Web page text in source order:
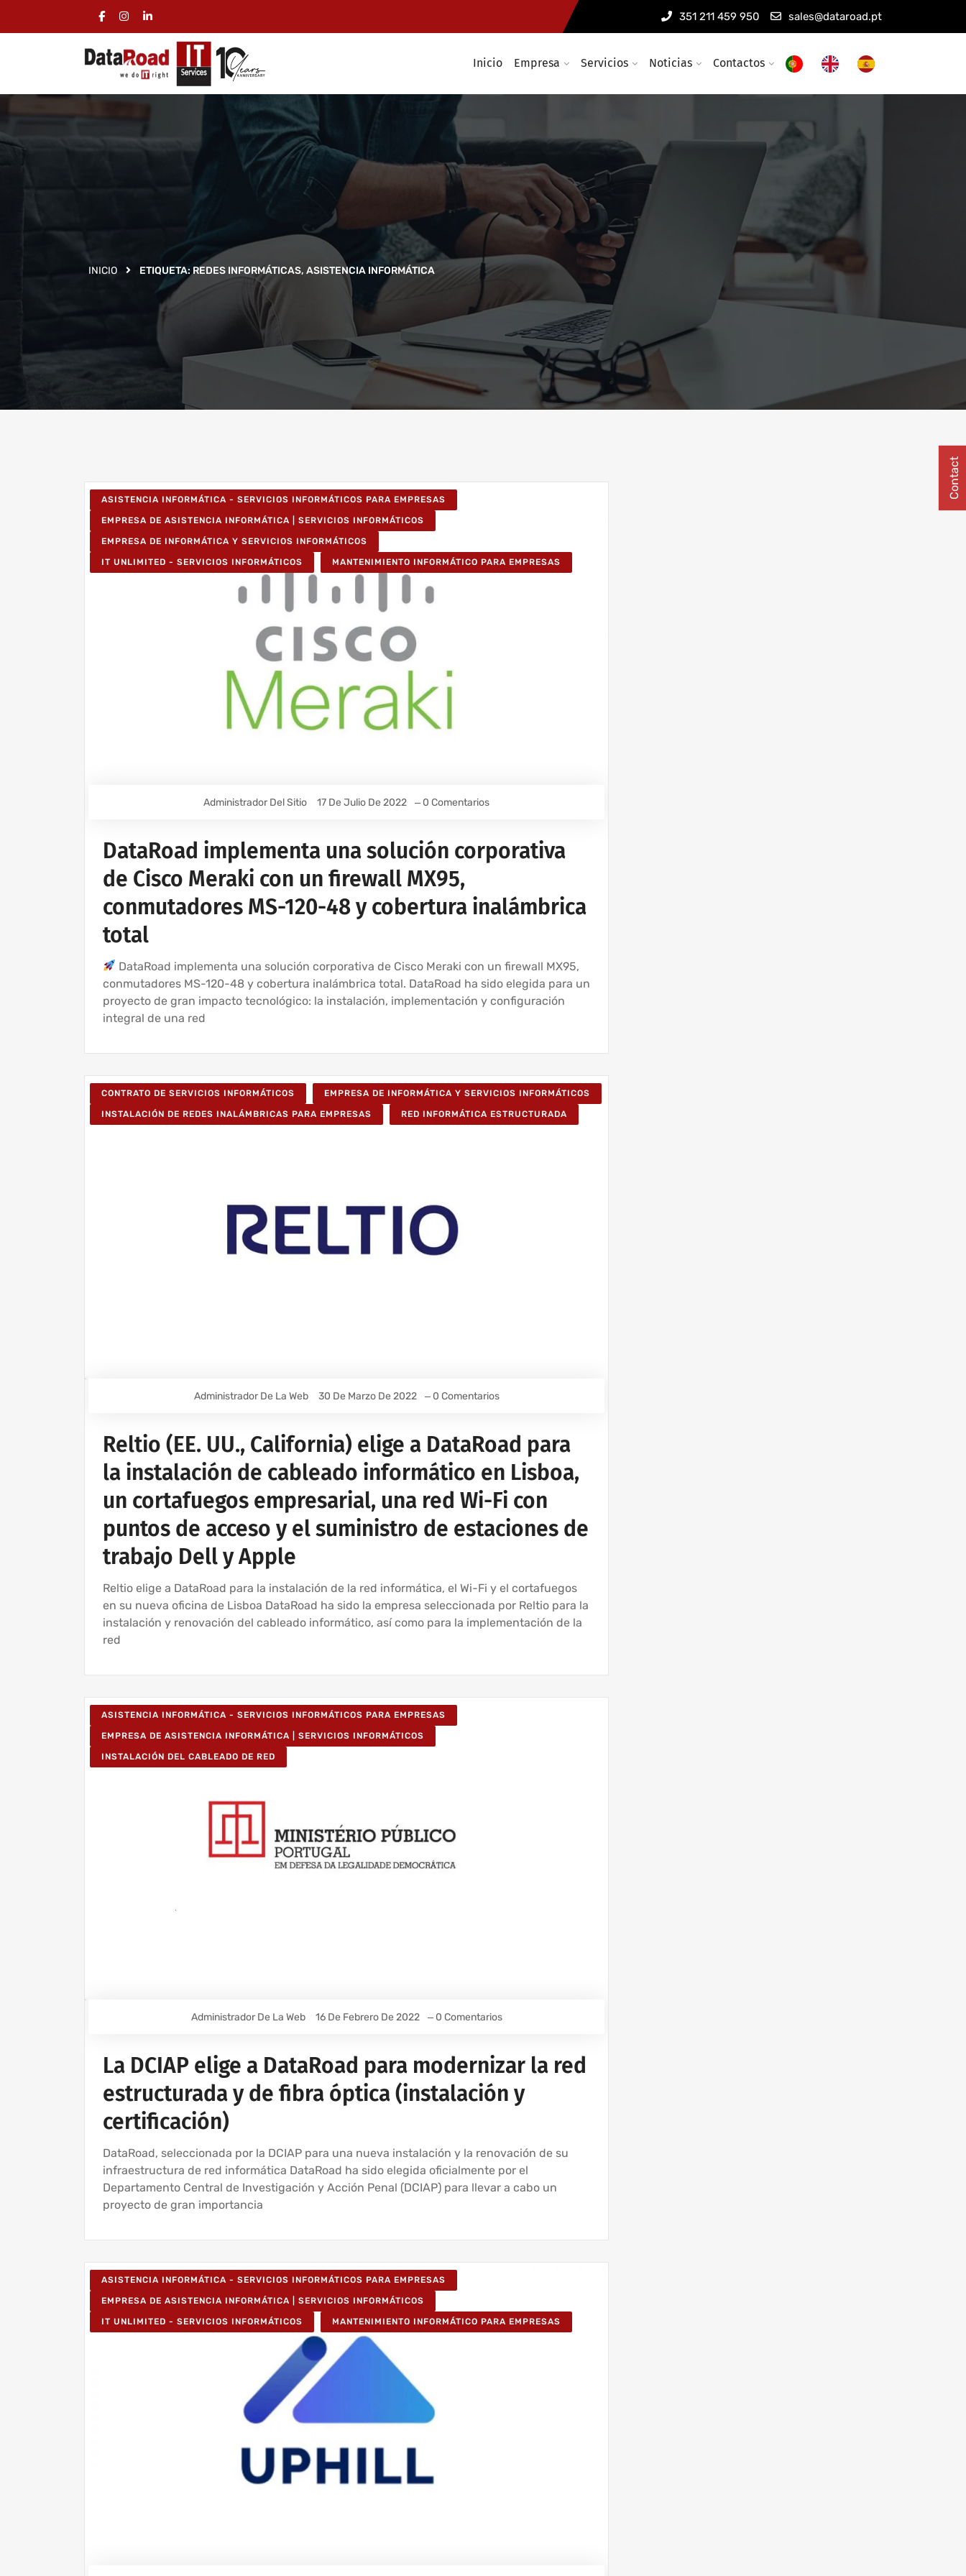
351 211 459 950 sales@dataroad.pt
Inicio Empresa Servicios Noticias Contactos
INICIO ETIQUETA:REDES INFORMÁTICAS, ASISTENCIA INFORMÁTICA
ASISTENCIA INFORMÁTICA - SERVICIOS INFORMÁTICOS PARA EMPRESAS
EMPRESA DE ASISTENCIA INFORMÁTICA | SERVICIOS INFORMÁTICOS
EMPRESA DE INFORMÁTICA Y SERVICIOS INFORMÁTICOS
IT UNLIMITED - SERVICIOS INFORMÁTICOS MANTENIMIENTO INFORMÁTICO PARA EMPRESAS
Administrador Del Sitio 17 De Julio De 2022 0 Comentarios
DataRoad implementa una solución corporativa
de Cisco Meraki con un firewall MX95,
conmutadores MS-120-48 y cobertura inalámbrica
total
DataRoad implementa una solución corporativa de Cisco Meraki con un firewall MX95,
conmutadores MS-120-48 y cobertura inalámbrica total. DataRoad ha sido elegida para un
proyecto de gran impacto tecnológico: la instalación, implementación y configuración
integral de una red
CONTRATO DE SERVICIOS INFORMÁTICOS EMPRESA DE INFORMÁTICA Y SERVICIOS INFORMÁTICOS
INSTALACIÓN DE REDES INALÁMBRICAS PARA EMPRESAS RED INFORMÁTICA ESTRUCTURADA
Administrador De La Web 30 De Marzo De 2022 0 Comentarios
Reltio (EE. UU., California) elige a DataRoad para
la instalación de cableado informático en Lisboa,
un cortafuegos empresarial, una red Wi-Fi con
puntos de acceso y el suministro de estaciones de
trabajo Dell y Apple
Reltio elige a DataRoad para la instalación de la red informática, el Wi-Fi y el cortafuegos
en su nueva oficina de Lisboa DataRoad ha sido la empresa seleccionada por Reltio para la
instalación y renovación del cableado informático, así como para la implementación de la
red
ASISTENCIA INFORMÁTICA - SERVICIOS INFORMÁTICOS PARA EMPRESAS
EMPRESA DE ASISTENCIA INFORMÁTICA | SERVICIOS INFORMÁTICOS
INSTALACIÓN DEL CABLEADO DE RED
Administrador De La Web 16 De Febrero De 2022 0 Comentarios
La DCIAP elige a DataRoad para modernizar la red
estructurada y de fibra óptica (instalación y
certificación)
DataRoad, seleccionada por la DCIAP para una nueva instalación y la renovación de su
infraestructura de red informática DataRoad ha sido elegida oficialmente por el
Departamento Central de Investigación y Acción Penal (DCIAP) para llevar a cabo un
proyecto de gran importancia
ASISTENCIA INFORMÁTICA - SERVICIOS INFORMÁTICOS PARA EMPRESAS
EMPRESA DE ASISTENCIA INFORMÁTICA | SERVICIOS INFORMÁTICOS
IT UNLIMITED - SERVICIOS INFORMÁTICOS MANTENIMIENTO INFORMÁTICO PARA EMPRESAS
Contact